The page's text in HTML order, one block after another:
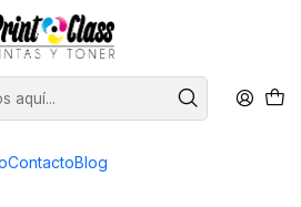
ContactoBlog
compras sobre $120.000
Términos y Condiciones